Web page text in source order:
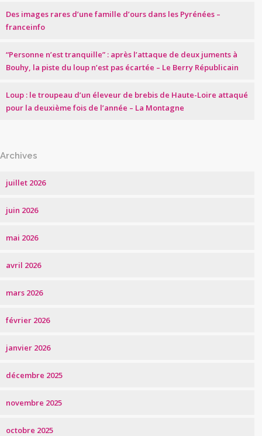
Des images rares d’une famille d’ours dans les Pyrénées –
franceinfo
“Personne n’est tranquille” : après l’attaque de deux juments à
Bouhy, la piste du loup n’est pas écartée – Le Berry Républicain
Loup : le troupeau d’un éleveur de brebis de Haute-Loire attaqué
pour la deuxième fois de l’année – La Montagne
Archives
juillet 2026
juin 2026
mai 2026
avril 2026
mars 2026
février 2026
janvier 2026
décembre 2025
novembre 2025
octobre 2025